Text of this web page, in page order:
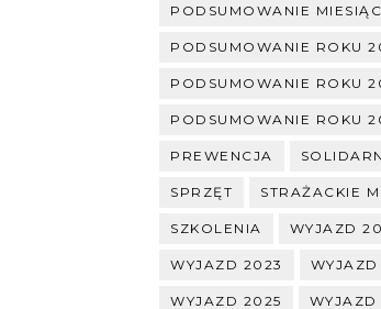
PODSUMOWANIE
PODSUMOWANIE ROKU
PODSUMOWANIE ROKU
PODSUMOWANIE ROKU
PREWENCJA
SPRZĘT STRAŻACKIE
SZKOLENIA WYJAZD
WYJAZD 2023
WYJAZD 2025